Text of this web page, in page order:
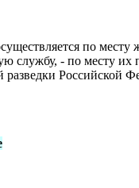
по
службу, - по месту
Российской